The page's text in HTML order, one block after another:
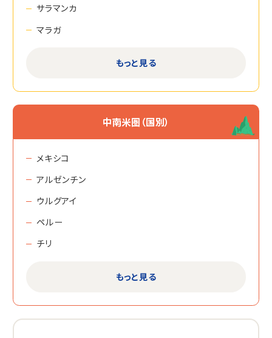
サラマンカ
マラガ
グラナダ
ビルバオ
バジャドリッド
サンティアゴ・デ・コンポステーラ
カディス
テネリフェ
ネルハ
パルマ・デ・マジョルカ
もっと見る
中南米圏（国別）
メキシコ
アルゼンチン
ウルグアイ
ペルー
チリ
ドミニカ共和国
もっと見る